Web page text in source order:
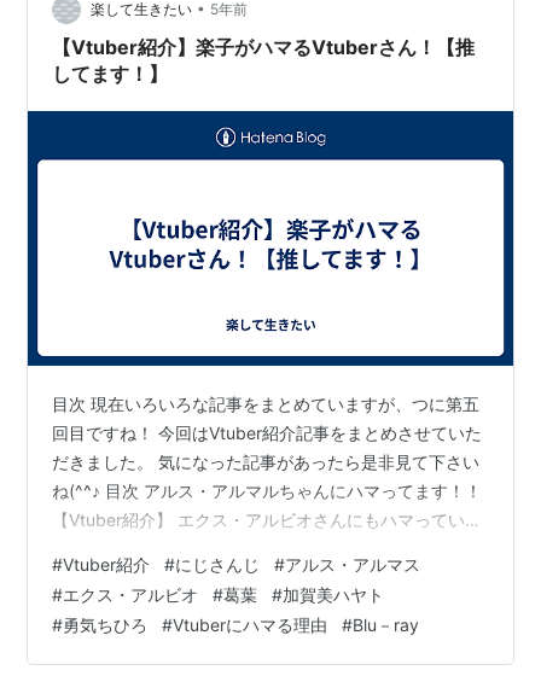
楽して生きたい • 5年前
【Vtuber紹介】楽子がハマるVtuberさん！【推
してます！】
目次 現在いろいろな記事をまとめていますが、つに第五
回目ですね！ 今回はVtuber紹介記事をまとめさせていた
だきました。 気になった記事があったら是非見て下さい
ね(^^♪ 目次 アルス・アルマルちゃんにハマってます！！
【Vtuber紹介】 エクス・アルビオさんにもハマっていま
介】 加賀美社長には投げ銭したくなる！【Vtuber紹介】
はてなブログ10周年特別お題「私がVtuberにハマる10の
理由」 ちーちゃんはバイオレンスな魔法少女！【Vtuber
紹介】 【Blu－ray】にじさんじ”Light up tones”【2021/
#Vtuber紹介 #にじさんじ #アルス・アルマス
#エクス・アルビオ #葛葉 #加賀美ハヤト
#勇気ちひろ #Vtuberにハマる理由 #Blu－ray